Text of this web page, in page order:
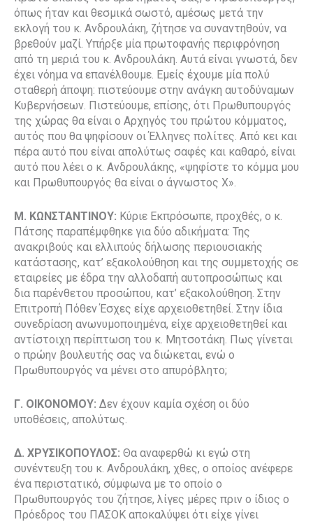
όπως ήταν και θεσμικά σωστό, αμέσως μετά την
εκλογή του κ. Ανδρουλάκη, ζήτησε να συναντηθούν, να
βρεθούν μαζί. Υπήρξε μία πρωτοφανής περιφρόνηση
από τη μεριά του κ. Ανδρουλάκη. Αυτά είναι γνωστά, δεν
έχει νόημα να επανέλθουμε. Εμείς έχουμε μία πολύ
σταθερή άποψη: πιστεύουμε στην ανάγκη αυτοδύναμων
Kυβερνήσεων. Πιστεύουμε, επίσης, ότι Πρωθυπουργός
της χώρας θα είναι ο Αρχηγός του πρώτου κόμματος,
αυτός που θα ψηφίσουν οι Έλληνες πολίτες. Από κει και
πέρα αυτό που είναι απολύτως σαφές και καθαρό, είναι
αυτό που λέει ο κ. Ανδρουλάκης, «ψηφίστε το κόμμα μου
και Πρωθυπουργός θα είναι ο άγνωστος Χ».
Μ. ΚΩΝΣΤΑΝΤΙΝΟΥ: Κύριε Εκπρόσωπε, προχθές, ο κ.
Πάτσης παραπέμφθηκε για δύο αδικήματα: Της
ανακριβούς και ελλιπούς δήλωσης περιουσιακής
κατάστασης, κατ’ εξακολούθηση και της συμμετοχής σε
εταιρείες με έδρα την αλλοδαπή αυτοπροσώπως και
δια παρένθετου προσώπου, κατ’ εξακολούθηση. Στην
Επιτροπή Πόθεν Έσχες είχε αρχειοθετηθεί. Στην ίδια
συνεδρίαση ανωνυμοποιημένα, είχε αρχειοθετηθεί και
αντίστοιχη περίπτωση του κ. Μητσοτάκη. Πως γίνεται
ο πρώην βουλευτής σας να διώκεται, ενώ ο
Πρωθυπουργός να μένει στο απυρόβλητο;
Γ. ΟΙΚΟΝΟΜΟΥ: Δεν έχουν καμία σχέση οι δύο
υποθέσεις, απολύτως.
Δ. ΧΡΥΣΙΚΟΠΟΥΛΟΣ: Θα αναφερθώ κι εγώ στη
συνέντευξη του κ. Ανδρουλάκη, χθες, ο οποίος ανέφερε
ένα περιστατικό, σύμφωνα με το οποίο ο
Πρωθυπουργός του ζήτησε, λίγες μέρες πριν ο ίδιος ο
Πρόεδρος του ΠΑΣΟΚ αποκαλύψει ότι είχε γίνει